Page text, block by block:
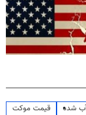
شده
قیمت موکت